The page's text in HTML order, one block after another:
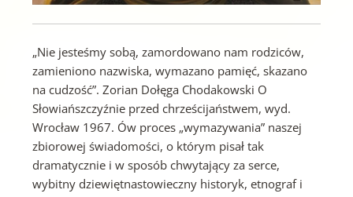
„Nie jesteśmy sobą, zamordowano nam rodziców,
zamieniono nazwiska, wymazano pamięć, skazano
na cudzość”. Zorian Dołęga Chodakowski O
Słowiańszczyźnie przed chrześcijaństwem, wyd.
Wrocław 1967. Ów proces „wymazywania” naszej
zbiorowej świadomości, o którym pisał tak
dramatycznie i w sposób chwytający za serce,
wybitny dziewiętnastowieczny historyk, etnograf i